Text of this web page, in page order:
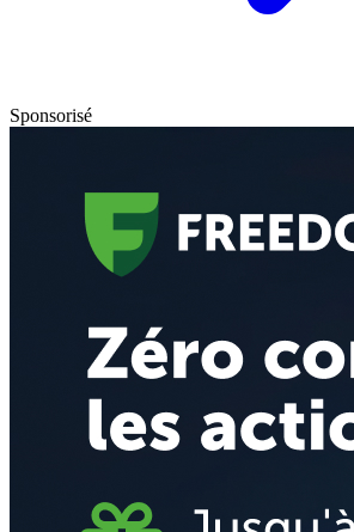
Sponsorisé